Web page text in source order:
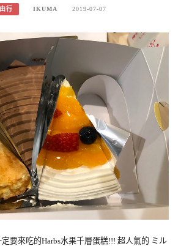
行 IKUMA 2019-07-07
來吃的Harbs水果千層蛋糕!!! 超人氣的 ミル